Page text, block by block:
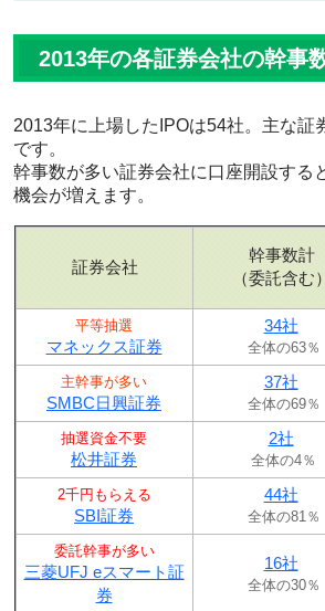
2013年の各証券会社の幹事
2013年に上場したIPOは54社。主な証
です。
幹事数が多い証券会社に口座開設する
機会が増えます。
証券会社
幹事数計
（委託含む）
平等抽選
マネックス証券
34社
全体の63％
主幹事が多い
SMBC日興証券
37社
全体の69％
抽選資金不要
松井証券
2社
全体の4％
2千円もらえる
SBI証券
44社
全体の81％
委託幹事が多い
三菱UFJ eスマート証
券
16社
全体の30％